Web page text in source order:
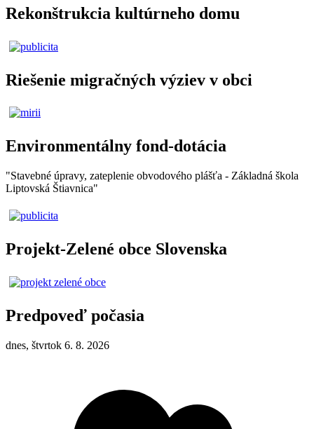
Rekonštrukcia kultúrneho domu
Riešenie migračných výziev v obci
Environmentálny fond-dotácia
"Stavebné úpravy, zateplenie obvodového plášťa - Základná škola
Liptovská Štiavnica"
Projekt-Zelené obce Slovenska
Predpoveď počasia
dnes, štvrtok 6. 8. 2026